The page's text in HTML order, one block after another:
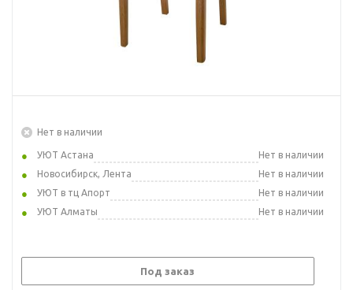
Нет в наличии
УЮТ Астана
Нет в наличии
Новосибирск, Лента
Нет в наличии
УЮТ в тц Апорт
Нет в наличии
УЮТ Алматы
Нет в наличии
Под заказ